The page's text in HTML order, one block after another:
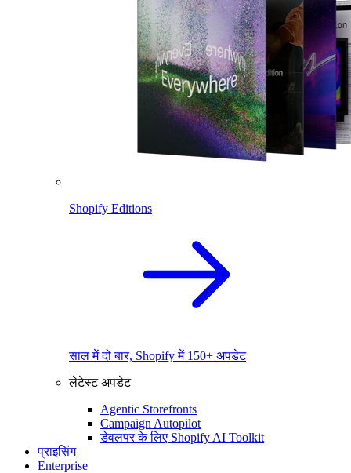
Shopify Editions
साल में दो बार, Shopify में 150+ अपडेट
लेटेस्ट अपडेट
Agentic Storefronts
Campaign Autopilot
डेवलपर के लिए Shopify AI Toolkit
प्राइसिंग
Enterprise